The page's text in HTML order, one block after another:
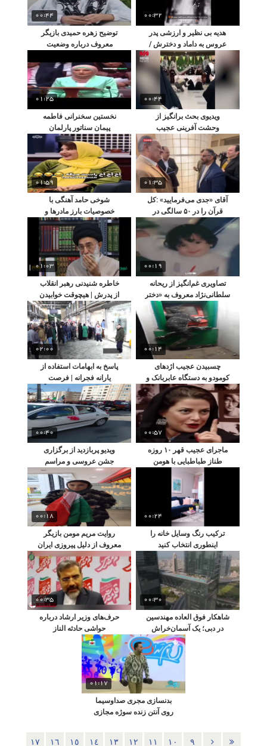
00:32
هدیه بی نظیر و ارزشی پدر
عروس به داماد و دخترش /
ببینید شوکه می شوید
00:44
توضیح زهره حمیدی بازیگر
معروف درباره وضعیت
00:44
ویدیوی بحث برانگیز از
وحشت آفرینی عجیب
شهرداری با داعش در متروی
تهران!
01:25
نخستین سخنرانی فاطمه
پیمان سناتور پارلمان
استرالیا با شعر سعدی و
واکنش حاضران!
01:35
آقای «جدی می‌فرمایید» :کل
قرآن را در ۵۰ سالگی در
مترو حفظ کردم!
01:59
شوخی حامد آهنگی با
خصوصیات بارز مادرها و
واکنش فاطمه گودرزی
00:19
تصاویری غم‌انگیز از ریحانه
سلطانی‌نژاد معروف به «دختر
کاپشن صورتی»
01:03
خاطره شنیدنی رهبر انقلاب
از پدرش | هیچوقت خوابیدن
آقا را ندیدیم
00:14
چسبیدن عجیب اژدهای
کومودو به دستگاه عابربانک و
وحشت مردم!
02:00
پاسخ به ابهامات استفاده از
یارانه فجرانه | فرصت
استفاده تا چه زمانی است؟
00:57
ماجرای عجیب قهر ۱۰ روزه
طناز طباطبایی با هومن
سیدی چه بود؟
00:40
ویدیو پربازدید از برگزاری
جشن عروسی و مراسم
عروس کشون در حاشیهٔ
راهپیمایی ۲۲ بهمن
00:24
ترکیب رنگ وسایل خانه را
اینطوری انتخاب کنید
00:18
روایت مریم مومن بازیگر
معروف از دلیل پیروزی ایران
مقابل ژاپن
00:30
شاهکار فوق العاده مهندسین
در دبی؛ یک آسمان‌خراش
عجیب و کاملا متمایز
00:35
حرف‌های وزیر ارشاد درباره
حواشی حادثه الناز
شاکردوست در جشنواره
فجر
01:17
بدنسازی مجری صداوسیما
روی آنتن زنده سوژه مجازی
٩ ١٠ ١١ ١٢ ١٣ ١٤ ١٥ ١٦ ١٧